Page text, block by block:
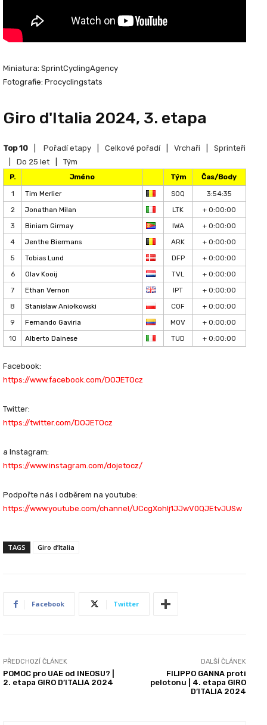
Miniatura: SprintCyclingAgency
Fotografie: Procyclingstats
Giro d'Italia 2024, 3. etapa
Top 10 Pořadí etapy Celkové pořadí Vrchaři
Sprinteři
Do 25 let Tým
P. Jméno Tým
Čas/Body
1
Tim Merlier SOQ
3:54:35
2
Jonathan Milan LTK
+ 0:00:00
3
Biniam Girmay IWA
+ 0:00:00
4
Jenthe Biermans ARK
+ 0:00:00
5
Tobias Lund DFP
+ 0:00:00
6
Olav Kooij TVL
+ 0:00:00
7
Ethan Vernon IPT
+ 0:00:00
8
Stanisław Aniołkowski COF
+ 0:00:00
9
Fernando Gaviria MOV
+ 0:00:00
10
Alberto Dainese TUD + 0:00:00
Facebook:
https://www.facebook.com/DOJETOcz​
Twitter:
https://twitter.com/DOJETOcz​
a Instagram:
https://www.instagram.com/dojetocz/
Podpořte nás i odběrem na youtube:
https://www.youtube.com/channel/UCcgXohlj1JJwV0QJEtvJUSw
TAGS Giro d’Italia
Facebook Twitter
PŘEDCHOZÍ ČLÁNEK
POMOC pro UAE od INEOSU? |
2. etapa GIRO D’ITALIA 2024
DALŠÍ ČLÁNEK
FILIPPO GANNA proti
pelotonu | 4. etapa GIRO
D’ITALIA 2024